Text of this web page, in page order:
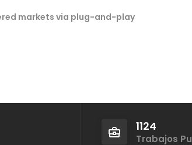
markets via plug-and-play
1124
Trabajos